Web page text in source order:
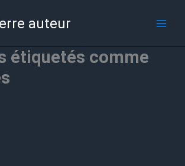
auteur
étiquetés comme